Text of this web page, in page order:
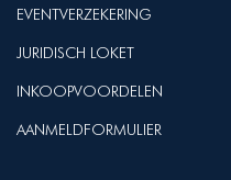
EVENTVERZEKERING
JURIDISCH LOKET
INKOOPVOORDELEN
AANMELDFORMULIER